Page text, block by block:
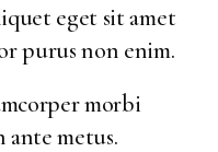
eget sit amet
purus non enim.
morbi
metus.